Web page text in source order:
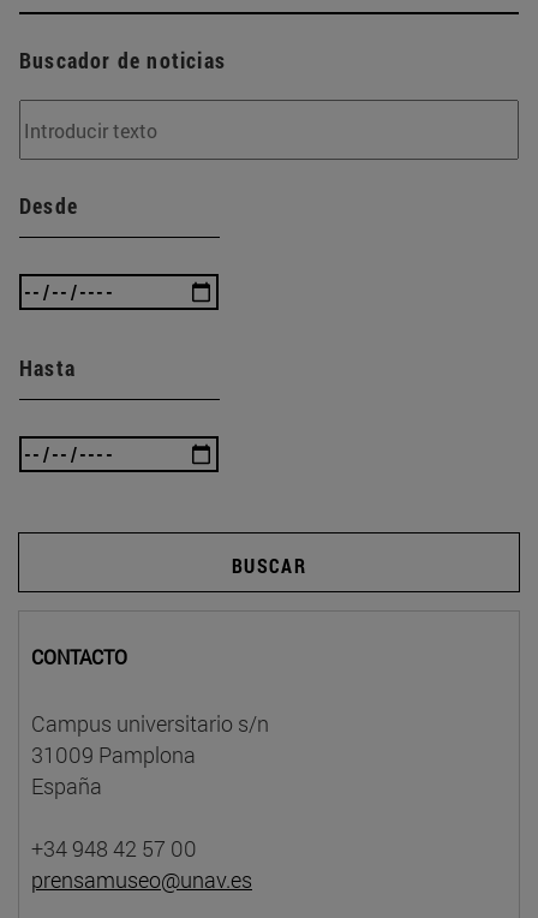
Buscador de noticias
Desde
Hasta
BUSCAR
CONTACTO
Campus universitario s/n
31009 Pamplona
España
+34 948 42 57 00
prensamuseo@unav.es